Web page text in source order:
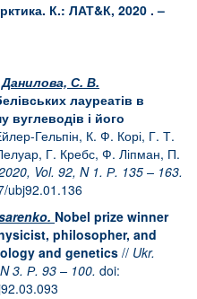
К.: ЛАТ&К, 2020 . –
С. В.
лауреатів в
вуглеводів і його
Гельпін, К. Ф. Корі, Г. Т.
Г. Кребс, Ф. Ліпман, П.
Vol. 92, N 1. Р. 135 – 163.
ubj92.01.136
. Nobel prize winner
philosopher, and
and genetics // Ukr.
3. Р. 93 – 100. doi: